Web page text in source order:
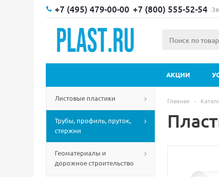
+7 (495) 479-00-00 +7 (800) 555-52-54
АКЦИИ
Листовые пластики
Трубы, профиль, пруток,
стержни
Геоматериалы и
дорожное строительство
Главная -